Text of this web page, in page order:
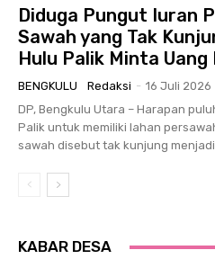
Diduga Pungut Iuran
Sawah yang Tak
Hulu Palik Minta
BENGKULU Redaksi - 16 Juli 2026
DP, Bengkulu Utara – Harapan
Palik untuk memiliki lahan
sawah disebut tak kunjung
KABAR DESA